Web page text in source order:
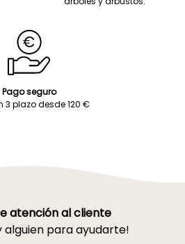
Pago seguro
3 plazo desde 120 €
atención al cliente
alguien para ayudarte!